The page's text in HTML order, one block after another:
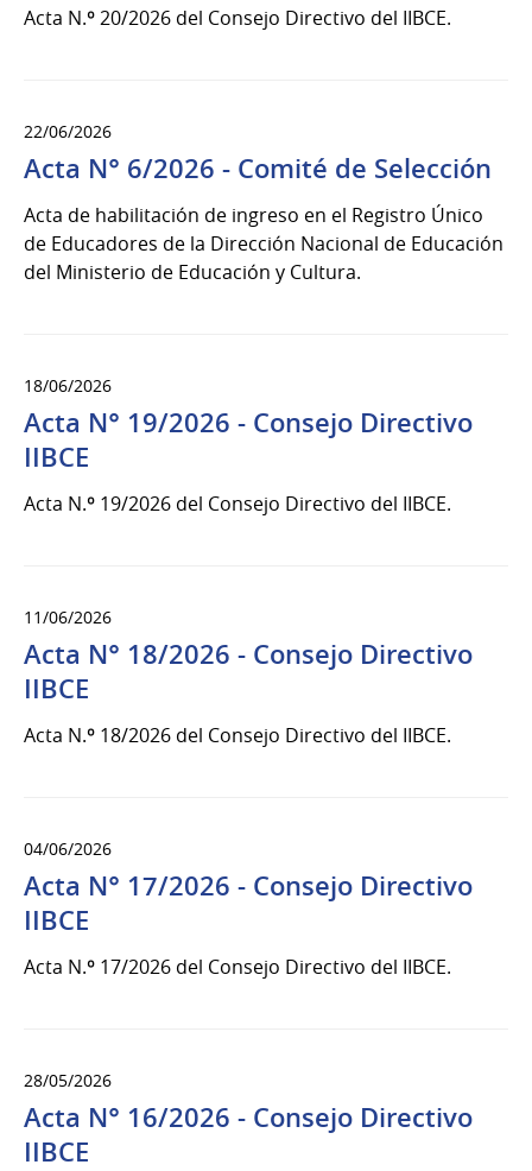
Acta N.º 20/2026 del Consejo Directivo del IIBCE.
22/06/2026
Acta N° 6/2026 - Comité de Selección
Acta de habilitación de ingreso en el Registro Único
de Educadores de la Dirección Nacional de Educación
del Ministerio de Educación y Cultura.
18/06/2026
Acta N° 19/2026 - Consejo Directivo
IIBCE
Acta N.º 19/2026 del Consejo Directivo del IIBCE.
11/06/2026
Acta N° 18/2026 - Consejo Directivo
IIBCE
Acta N.º 18/2026 del Consejo Directivo del IIBCE.
04/06/2026
Acta N° 17/2026 - Consejo Directivo
IIBCE
Acta N.º 17/2026 del Consejo Directivo del IIBCE.
28/05/2026
Acta N° 16/2026 - Consejo Directivo
IIBCE